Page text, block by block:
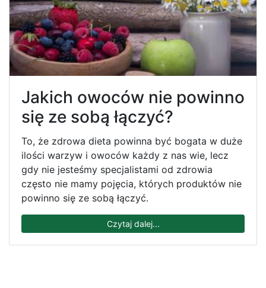
Jakich owoców nie powinno
się ze sobą łączyć?
To, że zdrowa dieta powinna być bogata w duże
ilości warzyw i owoców każdy z nas wie, lecz
gdy nie jesteśmy specjalistami od zdrowia
często nie mamy pojęcia, których produktów nie
powinno się ze sobą łączyć.
Czytaj dalej...